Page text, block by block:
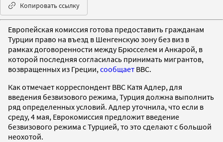
Копировать ссылку
Европейская комиссия готова предоставить гражданам
Турции право на въезд в Шенгенскую зону без виз в
рамках договоренности между Брюсселем и Анкарой, в
которой последняя согласилась принимать мигрантов,
возвращенных из Греции, сообщает BBC.
Как отмечает корреспондент BBC Катя Адлер, для
введения безвизового режима, Турция должна выполнить
ряд определенных условий. Адлер уточнила, что если в
среду, 4 мая, Еврокомиссия предложит введение
безвизового режима с Турцией, то это сделают с большой
неохотой.